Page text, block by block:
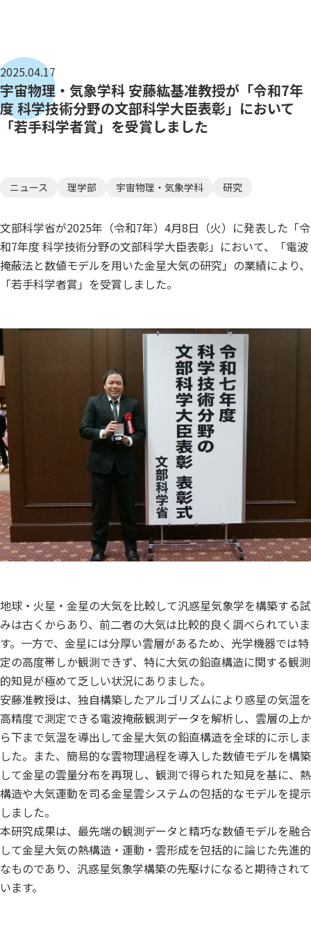
2025.04.17
宇宙物理・気象学科 安藤紘基准教授が「令和7年
度 科学技術分野の文部科学大臣表彰」において
「若手科学者賞」を受賞しました
ニュース 理学部 宇宙物理・気象学科 研究
文部科学省が2025年（令和7年）4月8日（火）に発表した「令
和7年度 科学技術分野の文部科学大臣表彰」において、「電波
掩蔽法と数値モデルを用いた金星大気の研究」の業績により、
「若手科学者賞」を受賞しました。
地球・火星・金星の大気を比較して汎惑星気象学を構築する試
みは古くからあり、前二者の大気は比較的良く調べられていま
す。一方で、金星には分厚い雲層があるため、光学機器では特
定の高度帯しか観測できず、特に大気の鉛直構造に関する観測
的知見が極めて乏しい状況にありました。
安藤准教授は、独自構築したアルゴリズムにより惑星の気温を
高精度で測定できる電波掩蔽観測データを解析し、雲層の上か
ら下まで気温を導出して金星大気の鉛直構造を全球的に示しま
した。また、簡易的な雲物理過程を導入した数値モデルを構築
して金星の雲量分布を再現し、観測で得られた知見を基に、熱
構造や大気運動を司る金星雲システムの包括的なモデルを提示
しました。
本研究成果は、最先端の観測データと精巧な数値モデルを融合
して金星大気の熱構造・運動・雲形成を包括的に論じた先進的
なものであり、汎惑星気象学構築の先駆けになると期待されて
います。